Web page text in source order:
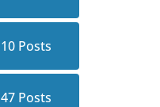
10 Posts
47 Posts